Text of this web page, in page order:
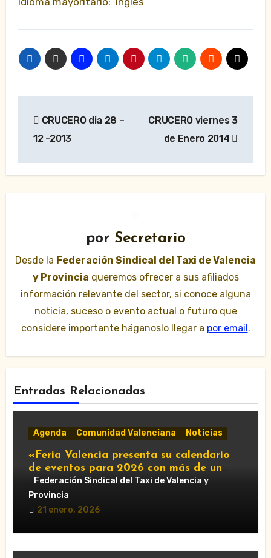
de
CRUCERO dia 28 –
12 -2013
CRUCERO viernes 3
de Enero 2014
por Secretario
Desde la Federación Sindical del Taxi de Valencia
y Provincia queremos ofrecer a sus afiliados
información relevante del sector, si conoce alguna
noticia, suceso o evento actual o futuro que
considere importante háganoslo llegar a por email .
Entradas Relacionadas
Agenda Comunidad Valenciana Noticias
«Feria Valencia presenta su calendario
de eventos para 2026 con más de un
centenar de citas»
Federación Sindical del Taxi de Valencia y
Provincia
21 enero, 2026